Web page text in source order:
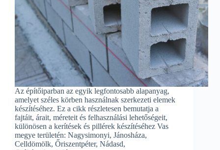
Az építőiparban az egyik legfontosabb alapanyag,
amelyet széles körben használnak szerkezeti elemek
készítéséhez. Ez a cikk részletesen bemutatja a
fajtáit, árait, méreteit és felhasználási lehetőségeit,
különösen a kerítések és pillérek készítéséhez Vas
megye területén: Nagysimonyi, Jánosháza,
Celldömölk, Őriszentpéter, Nádasd,